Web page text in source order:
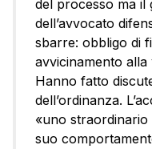
del processo ma il
dell’avvocato
sbarre: obbligo di
avvicinamento alla
Hanno fatto
dell’ordinanza.
«uno straordinario
suo